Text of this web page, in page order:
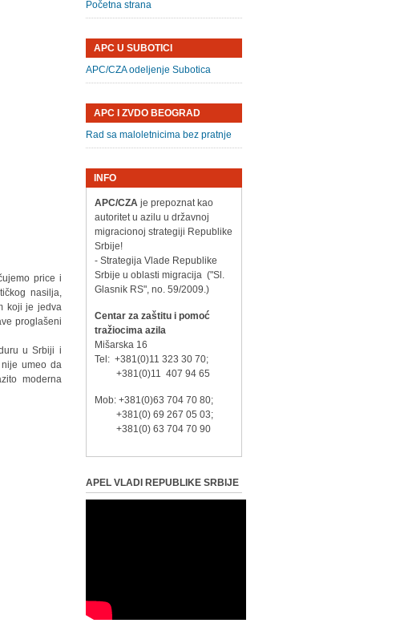
price i
nasilja,
koji je jedva
proglašeni
u Srbiji i
umeo da
moderna
Početna strana
APC U SUBOTICI
APC/CZA odeljenje Subotica
APC I ZVDO BEOGRAD
Rad sa maloletnicima bez pratnje
INFO
APC/CZAje prepoznat kao
autoritet u azilu u državnoj
migracionoj strategiji Republike
Srbije!
- Strategija Vlade Republike
Srbije u oblasti migracija ("Sl.
Glasnik RS", no. 59/2009.)
Centar za zaštitu i pomoć
tražiocima azila
Mišarska 16
Tel: +381(0)11 323 30 70;
+381(0)11 407 94 65
Mob: +381(0)63 704 70 80;
+381(0) 69 267 05 03;
+381(0) 63 704 70 90
APEL VLADI REPUBLIKE SRBIJE